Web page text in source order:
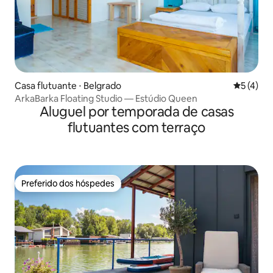
Casa flutuante ⋅ Belgrado 5 de
5 (4)
ArkaBarka Floating Studio — Estúdio Queen
Aluguel por temporada de casas
flutuantes com terraço
Preferido dos hóspedes
Preferido dos hóspedes